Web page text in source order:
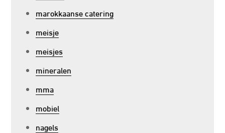
marokkaanse catering
meisje
meisjes
mineralen
mma
mobiel
nagels